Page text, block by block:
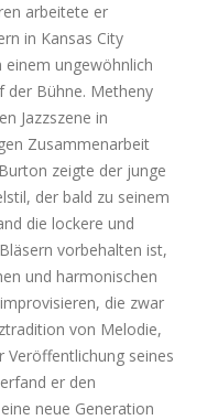
arbeitete er
in Kansas City
ungewöhnlich
der Bühne. Metheny
Jazzszene in
Zusammenarbeit
zeigte der junge
der bald zu seinem
die lockere und
vorbehalten ist,
und harmonischen
die zwar
von Melodie,
Veröffentlichung seines
er den
neue Generation